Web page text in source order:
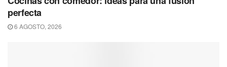
perfecta
6 AGOSTO, 2026